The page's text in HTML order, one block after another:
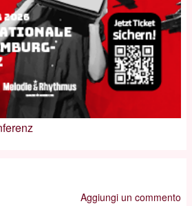
Aggiungi un commento